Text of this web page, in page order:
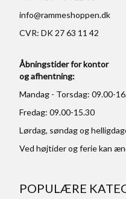
info@rammeshoppen.dk
CVR: DK 27 63 11 42
Åbningstider for kontor
og afhentning:
Mandag - Torsdag: 09.00-
Fredag: 09.00-15.30
Lørdag, søndag og
Ved højtider og ferie kan
POPULÆRE